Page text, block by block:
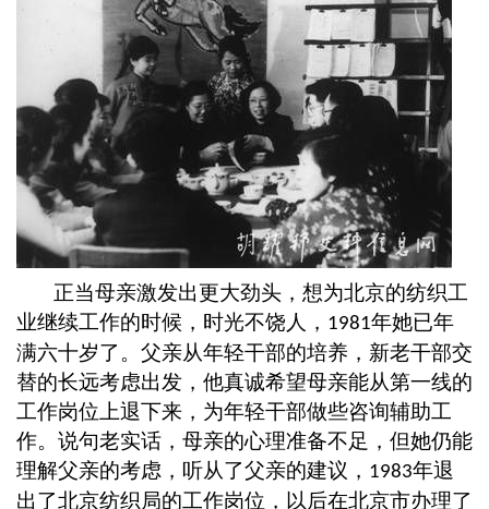
正当母亲激发出更大劲头，想为北京的纺织工
业继续工作的时候，时光不饶人， 1981年她已年
满六十岁了。父亲从年轻干部的培养，新老干部交
替的长远考虑出发，他真诚希望母亲能从第一线的
工作岗位上退下来，为年轻干部做些咨询辅助工
作。说句老实话，母亲的心理准备不足，但她仍能
理解父亲的考虑，听从了父亲的建议， 1983年退
出了北京纺织局的工作岗位，以后在北京市办理了